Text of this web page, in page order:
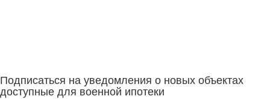
Подписаться на уведомления о новых объектах
доступные для военной ипотеки